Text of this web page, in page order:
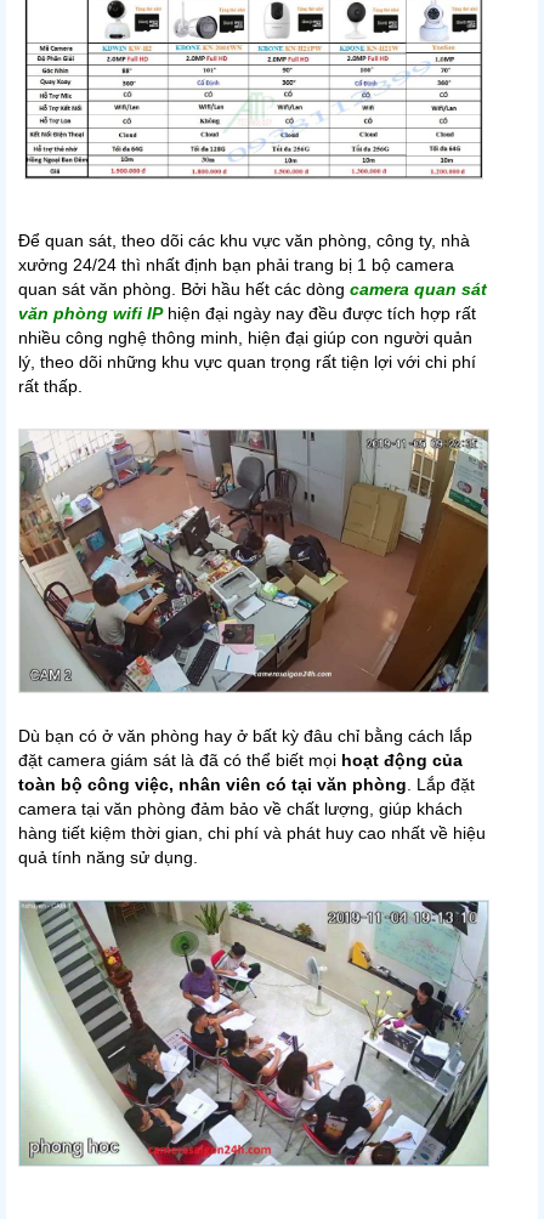
Để quan sát, theo dõi các khu vực văn phòng, công ty, nhà
xưởng 24/24 thì nhất định bạn phải trang bị 1 bộ camera
quan sát văn phòng. Bởi hầu hết các dòng camera quan sát
văn phòng wifi IPhiện đại ngày nay đều được tích hợp rất
nhiều công nghệ thông minh, hiện đại giúp con người quản
lý, theo dõi những khu vực quan trọng rất tiện lợi với chi phí
rất thấp.
Dù bạn có ở văn phòng hay ở bất kỳ đâu chỉ bằng cách lắp
đặt camera giám sát là đã có thể biết mọi hoạt động của
toàn bộ công việc, nhân viên có tại văn phòng. Lắp đặt
camera tại văn phòng đảm bảo về chất lượng, giúp khách
hàng tiết kiệm thời gian, chi phí và phát huy cao nhất về hiệu
quả tính năng sử dụng.